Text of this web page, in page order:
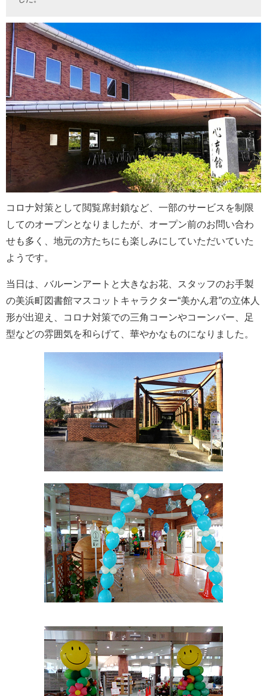
コロナ対策として閲覧席封鎖など、一部のサービスを制限
してのオープンとなりましたが、オープン前のお問い合わ
せも多く、地元の方たちにも楽しみにしていただいていた
ようです。
当日は、バルーンアートと大きなお花、スタッフのお手製
の美浜町図書館マスコットキャラクター“美かん君”の立体人
形が出迎え、コロナ対策での三角コーンやコーンバー、足
型などの雰囲気を和らげて、華やかなものになりました。